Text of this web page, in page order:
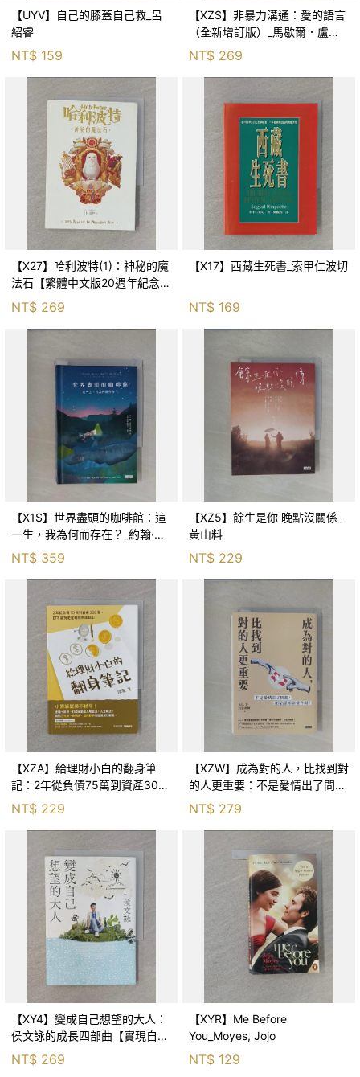
【UYV】自己的膝蓋自己救_呂
紹睿
NT$ 159
【XZS】非暴力溝通：愛的語言
（全新增訂版）_馬歇爾．盧森
堡, 蕭寶森
NT$ 269
【X27】哈利波特(1)：神秘的魔
法石【繁體中文版20週年紀念】
NT$ 269
【X17】西藏生死書_索甲仁波切
NT$ 169
【X1S】世界盡頭的咖啡館：這
一生，我為何而存在？_約翰‧史
崔勒基, Elsa
NT$ 359
【XZ5】餘生是你 晚點沒關係_
黃山料
NT$ 229
【XZA】給理財小白的翻身筆
記：2年從負債75萬到資產300
萬，ETF讓我走在財務自由路上_
鐵蛋
NT$ 229
【XZW】成為對的人，比找到對
的人更重要：不是愛情出了問
題，而是認知需要升級！_Mr. P
NT$ 279
【XY4】變成自己想望的大人：
侯文詠的成長四部曲【實現自
己】_侯文詠
NT$ 269
【XYR】Me Before
You_Moyes, Jojo
NT$ 129